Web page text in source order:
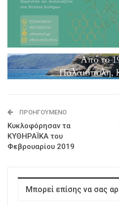
ΠΡΟΗΓΟΎΜΕΝΟ
Κυκλοφόρησαν τα
ΚΥΘΗΡΑΪΚΑ του
Φεβρουαρίου 2019
Μπορεί επίσης να σας